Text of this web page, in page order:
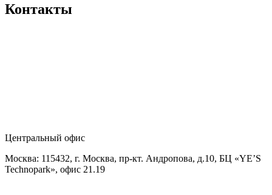
Контакты
Центральный офис
Москва: 115432, г. Москва, пр-кт. Андропова, д.10, БЦ «YE’S
Technopark», офис 21.19